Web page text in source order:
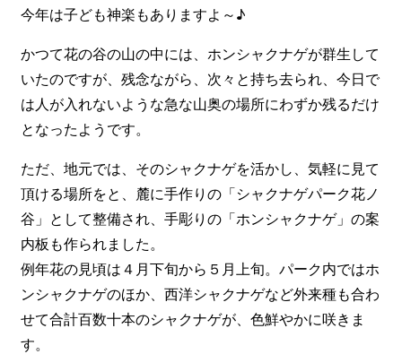
今年は子ども神楽もありますよ～♪
かつて花の谷の山の中には、ホンシャクナゲが群生して
いたのですが、残念ながら、次々と持ち去られ、今日で
は人が入れないような急な山奥の場所にわずか残るだけ
となったようです。
ただ、地元では、そのシャクナゲを活かし、気軽に見て
頂ける場所をと、麓に手作りの「シャクナゲパーク花ノ
谷」として整備され、手彫りの「ホンシャクナゲ」の案
内板も作られました。
例年花の見頃は４月下旬から５月上旬。パーク内ではホ
ンシャクナゲのほか、西洋シャクナゲなど外来種も合わ
せて合計百数十本のシャクナゲが、色鮮やかに咲きま
す。